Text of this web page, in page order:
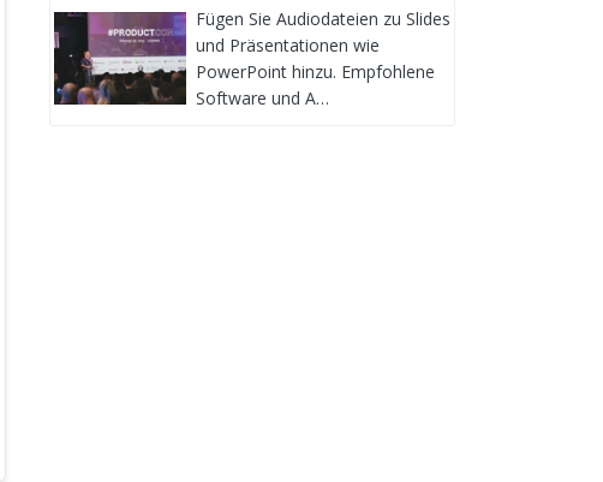
Fügen Sie Audiodateien zu Slides
und Präsentationen wie
PowerPoint hinzu. Empfohlene
Software und A…